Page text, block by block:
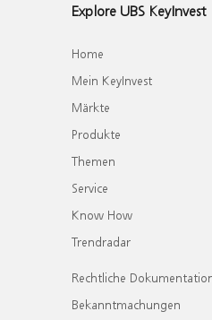
Explore UBS KeyInvest
Home
Mein KeyInvest
Märkte
Produkte
Themen
Service
Know How
Trendradar
Rechtliche
Bekanntmachungen